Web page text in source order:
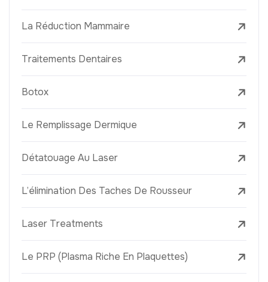
La Réduction Mammaire
Traitements Dentaires
Botox
Le Remplissage Dermique
Détatouage Au Laser
L’élimination Des Taches De Rousseur
Laser Treatments
Le PRP (Plasma Riche En Plaquettes)